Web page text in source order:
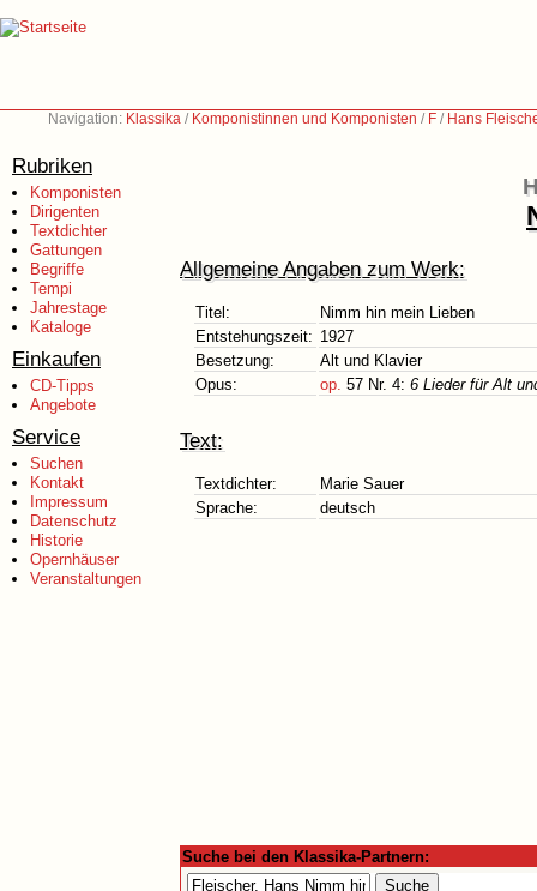
Navigation: Klassika / Komponistinnen und Komponisten / F / Hans
Rubriken
Komponisten
Dirigenten
Textdichter
Gattungen
Begriffe
Tempi
Jahrestage
Kataloge
Einkaufen
CD-Tipps
Angebote
Service
Suchen
Kontakt
Impressum
Datenschutz
Historie
Opernhäuser
Veranstaltungen
Allgemeine Angaben zum Werk:
Titel:
Nimm hin mein Lieben
Entstehungszeit: 1927
Besetzung:
Alt und Klavier
Opus:
op. 57 Nr. 4: 6 Lieder für Alt
Text:
Textdichter:
Marie Sauer
Sprache:
deutsch
Suche bei den Klassika-Partnern: